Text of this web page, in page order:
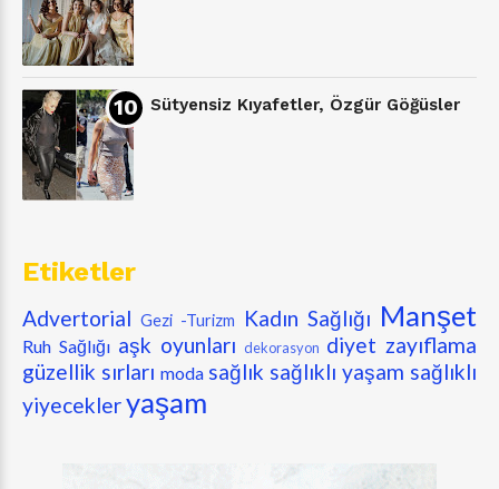
Sütyensiz Kıyafetler, Özgür Göğüsler
Etiketler
Advertorial Gezi -Turizm Kadın Sağlığı Manşet
Ruh Sağlığı aşk oyunları dekorasyon diyet zayıflama
güzellik sırları moda sağlık sağlıklı yaşam sağlıklı
yiyecekleryaşam